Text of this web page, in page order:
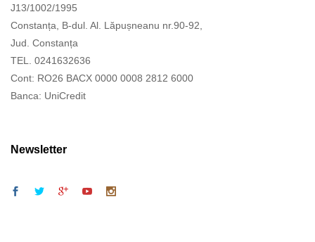
J13/1002/1995
Constanța, B-dul. Al. Lăpușneanu nr.90-92,
Jud. Constanța
TEL. 0241632636
Cont: RO26 BACX 0000 0008 2812 6000
Banca: UniCredit
Newsletter